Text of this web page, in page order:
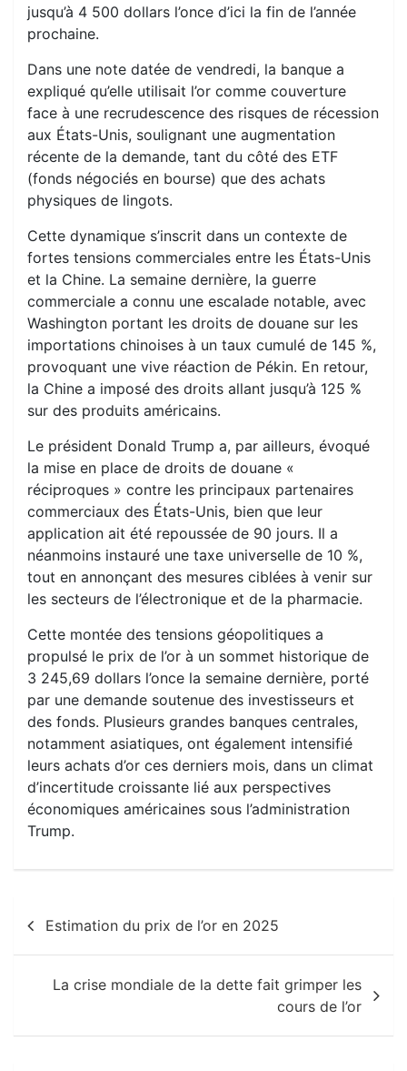
jusqu’à 4 500 dollars l’once d’ici la fin de l’année
prochaine.
Dans une note datée de vendredi, la banque a
expliqué qu’elle utilisait l’or comme couverture
face à une recrudescence des risques de récession
aux États-Unis, soulignant une augmentation
récente de la demande, tant du côté des ETF
(fonds négociés en bourse) que des achats
physiques de lingots.
Cette dynamique s’inscrit dans un contexte de
fortes tensions commerciales entre les États-Unis
et la Chine. La semaine dernière, la guerre
commerciale a connu une escalade notable, avec
Washington portant les droits de douane sur les
importations chinoises à un taux cumulé de 145 %,
provoquant une vive réaction de Pékin. En retour,
la Chine a imposé des droits allant jusqu’à 125 %
sur des produits américains.
Le président Donald Trump a, par ailleurs, évoqué
la mise en place de droits de douane «
réciproques » contre les principaux partenaires
commerciaux des États-Unis, bien que leur
application ait été repoussée de 90 jours. Il a
néanmoins instauré une taxe universelle de 10 %,
tout en annonçant des mesures ciblées à venir sur
les secteurs de l’électronique et de la pharmacie.
Cette montée des tensions géopolitiques a
propulsé le prix de l’or à un sommet historique de
3 245,69 dollars l’once la semaine dernière, porté
par une demande soutenue des investisseurs et
des fonds. Plusieurs grandes banques centrales,
notamment asiatiques, ont également intensifié
leurs achats d’or ces derniers mois, dans un climat
d’incertitude croissante lié aux perspectives
économiques américaines sous l’administration
Trump.
Navigation
de
l’article
Estimation du prix de l’or en 2025
La crise mondiale de la dette fait grimper les
cours de l’or